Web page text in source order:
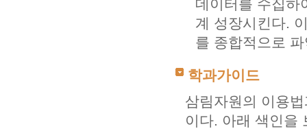
데이터를 수집하
계 성장시킨다.
를 종합적으로
학과가이드
삼림자원의 이용
이다. 아래 색인을